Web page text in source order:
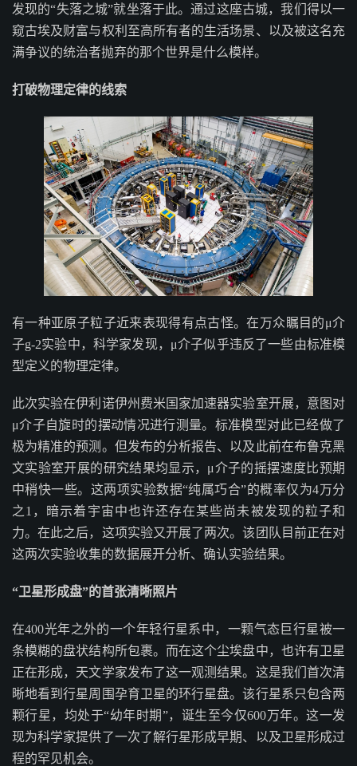
发现的“失落之城”就坐落于此。通过这座古城，我们得以一
窥古埃及财富与权利至高所有者的生活场景、以及被这名充
满争议的统治者抛弃的那个世界是什么模样。
打破物理定律的线索
有一种亚原子粒子近来表现得有点古怪。在万众瞩目的μ介
子g-2实验中，科学家发现，μ介子似乎违反了一些由标准模
型定义的物理定律。
此次实验在伊利诺伊州费米国家加速器实验室开展，意图对
μ介子自旋时的摆动情况进行测量。标准模型对此已经做了
极为精准的预测。但发布的分析报告、以及此前在布鲁克黑
文实验室开展的研究结果均显示，μ介子的摇摆速度比预期
中稍快一些。这两项实验数据“纯属巧合”的概率仅为4万分
之1，暗示着宇宙中也许还存在某些尚未被发现的粒子和
力。在此之后，这项实验又开展了两次。该团队目前正在对
这两次实验收集的数据展开分析、确认实验结果。
“卫星形成盘”的首张清晰照片
在400光年之外的一个年轻行星系中，一颗气态巨行星被一
条模糊的盘状结构所包裹。而在这个尘埃盘中，也许有卫星
正在形成，天文学家发布了这一观测结果。这是我们首次清
晰地看到行星周围孕育卫星的环行星盘。该行星系只包含两
颗行星，均处于“幼年时期”，诞生至今仅600万年。这一发
现为科学家提供了一次了解行星形成早期、以及卫星形成过
程的罕见机会。